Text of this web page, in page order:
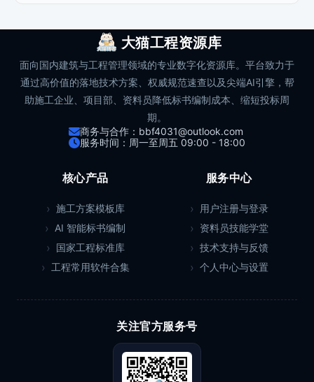
大猫工程资源库
面向国内建筑与工程管理领域的专业数字化资源库。平台致力于
通过高价值的落地技术方案、权威规范速查以及尖端AI引擎，帮
助施工企业、项目部、资料员降低标书编制成本、缩短投标周
期。
商务与合作：bbf4031@outlook.com
服务时间：周一至周五 09:00 - 18:00
核心产品
施工方案模板库
AI 智能标书编制
国家工程标准库
工程常用软件合集
服务中心
用户注册与登录
资料员技能学堂
技术支持与反馈
个人中心与设置
关注官方服务号